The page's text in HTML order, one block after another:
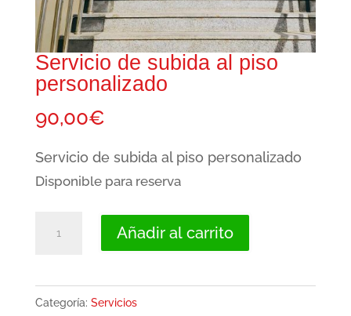
Servicio de subida al piso
personalizado
90,00€
Servicio de subida al piso personalizado
Disponible para reserva
Añadir al carrito
Categoría: Servicios